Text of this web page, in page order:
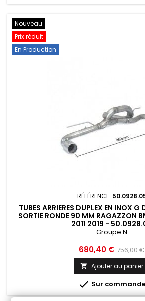
Nouveau
Prix réduit
En Production
RÉFÉRENCE:
TUBES ARRIERES DUPLEX EN INOX G
SORTIE RONDE 90 MM RAGAZZON
2011 2019 -
Groupe N
Prix
680,40 € Prix
de
base
756,00 €
 Ajouter au panier
 Sur